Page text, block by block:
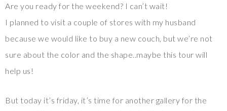
Are you ready for the weekend? I can’t wait!
I planned to visit a couple of stores with my husband
because we would like to buy a new couch, but we’re not
sure about the color and the shape..maybe this tour will
help us!
But today it’s friday, it’s time for another gallery for the